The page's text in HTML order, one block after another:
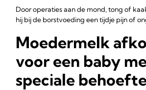
Door operaties aan de mond, tong of
hij bij de borstvoeding een tijdje pijn of
Moedermelk
voor een baby
speciale